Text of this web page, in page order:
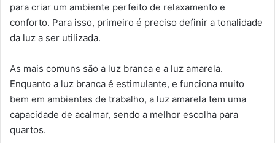
para criar um ambiente perfeito de relaxamento e
conforto. Para isso, primeiro é preciso definir a tonalidade
da luz a ser utilizada.
As mais comuns são a luz branca e a luz amarela.
Enquanto a luz branca é estimulante, e funciona muito
bem em ambientes de trabalho, a luz amarela tem uma
capacidade de acalmar, sendo a melhor escolha para
quartos.